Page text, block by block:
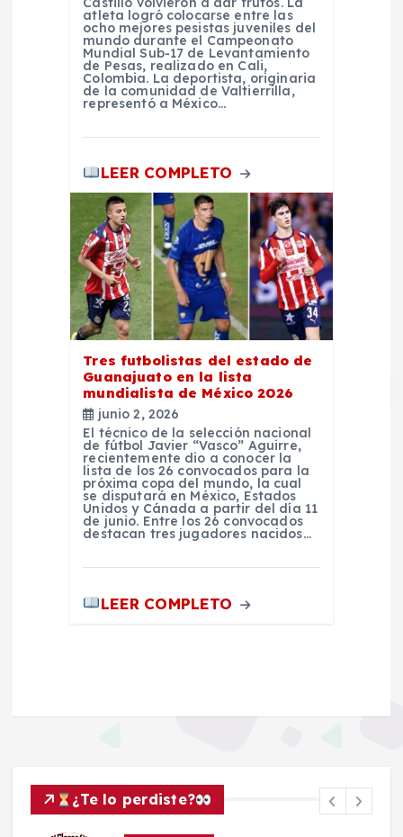
atleta logró colocarse entre las
ocho mejores pesistas juveniles del
mundo durante el Campeonato
Mundial Sub-17 de Levantamiento
de Pesas, realizado en Cali,
Colombia. La deportista, originaria
de la comunidad de Valtierrilla,
representó a México…
LEER COMPLETO
Tres futbolistas del estado de
Guanajuato en la lista
mundialista de México 2026
junio 2, 2026
El técnico de la selección nacional
de fútbol Javier “Vasco” Aguirre,
recientemente dio a conocer la
lista de los 26 convocados para la
próxima copa del mundo, la cual
se disputará en México, Estados
Unidos y Cánada a partir del día 11
de junio. Entre los 26 convocados
destacan tres jugadores nacidos…
LEER COMPLETO
¿Te lo perdiste?